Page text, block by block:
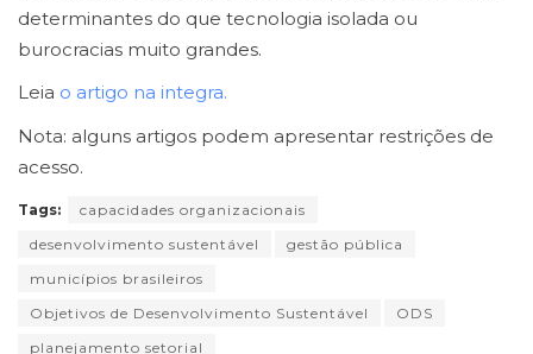
determinantes do que tecnologia isolada ou
burocracias muito grandes.
Leia o artigo na integra.
Nota: alguns artigos podem apresentar restrições de
acesso.
Tags:
capacidades organizacionais
desenvolvimento sustentável
gestão pública
municípios brasileiros
Objetivos de Desenvolvimento Sustentável
ODS
planejamento setorial